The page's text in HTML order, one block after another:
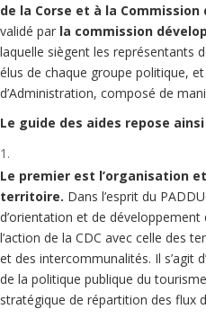
de la Corse et à la Commission
validé par la commission
laquelle siègent les représentants
élus de chaque groupe politique,
d’Administration, composé de
Le guide des aides repose
Le premier est l’organisation
territoire. Dans l’esprit du
d’orientation et de développement
l’action de la CDC avec celle des
et des intercommunalités. Il s’agit
de la politique publique du
stratégique de répartition des flux